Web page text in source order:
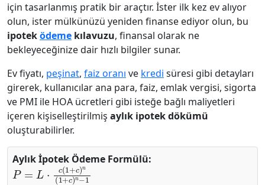
için tasarlanmış pratik bir araçtır. İster ilk kez ev alıyor
olun, ister mülkünüzü yeniden finanse ediyor olun, bu
ipoteködeme kılavuzu, finansal olarak ne
bekleyeceğinize dair hızlı bilgiler sunar.
Ev fiyatı, peşinat, faiz oranı ve kredi süresi gibi detayları
girerek, kullanıcılar ana para, faiz, emlak vergisi, sigorta
ve PMI ile HOA ücretleri gibi isteğe bağlı maliyetleri
içeren kişiselleştirilmiş aylık ipotek dökümü
oluşturabilirler.
Aylık İpotek Ödeme Formülü:
P=L⋅c(1+c)n(1+c)n− 1